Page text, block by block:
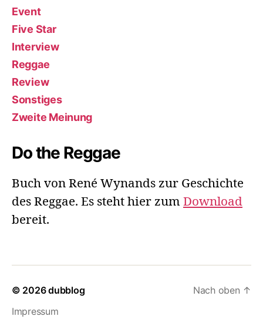
Event
Five Star
Interview
Reggae
Review
Sonstiges
Zweite Meinung
Do the Reggae
Buch von René Wynands zur Geschichte
des Reggae. Es steht hier zum Download
bereit.
© 2026dubblog
Impressum
Nach oben ↑